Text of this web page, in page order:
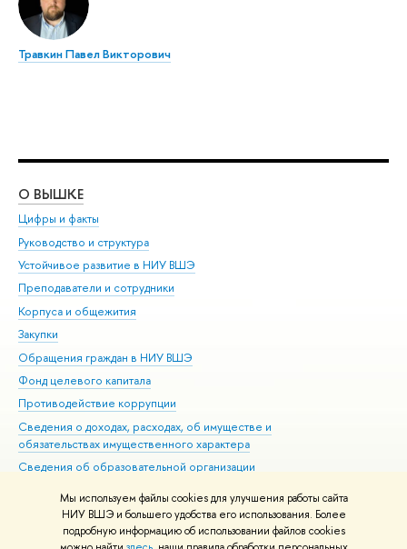
Мы используем файлы cookies для улучшения работы сайта
НИУ ВШЭ и большего удобства его использования. Более
подробную информацию об использовании файлов cookies
Травкин Павел Викторович
О ВЫШКЕ
Цифры и факты
Руководство и структура
Устойчивое развитие в НИУ ВШЭ
Преподаватели и сотрудники
Корпуса и общежития
Закупки
Обращения граждан в НИУ ВШЭ
Фонд целевого капитала
Противодействие коррупции
Сведения о доходах, расходах, об имуществе и
обязательствах имущественного характера
Сведения об образовательной организации
Людям с ограниченными возможностями здоровья
Единая платежная страница
Работа в Вышке